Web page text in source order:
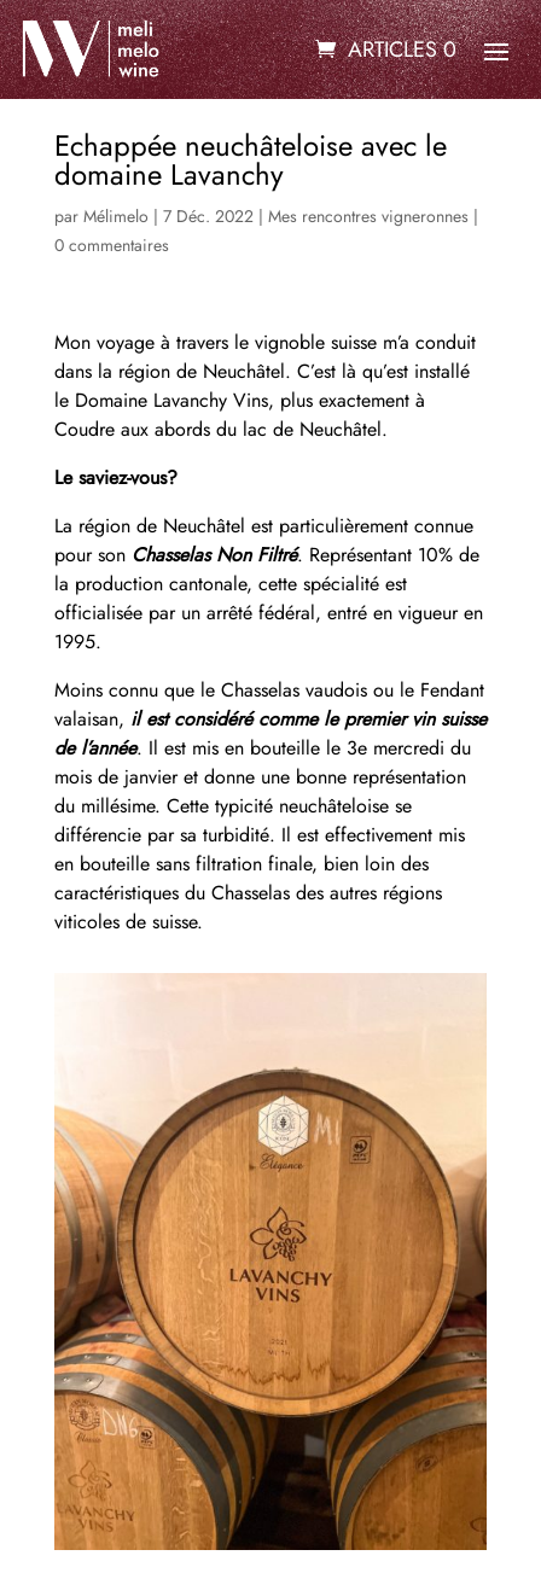
ARTICLES 0
Echappée neuchâteloise avec le
domaine Lavanchy
par Mélimelo | 7 Déc. 2022| Mes rencontres vigneronnes|
0 commentaires
Mon voyage à travers le vignoble suisse m’a conduit
dans la région de Neuchâtel. C’est là qu’est installé
le Domaine Lavanchy Vins, plus exactement à
Coudre aux abords du lac de Neuchâtel.
Le saviez-vous?
La région de Neuchâtel est particulièrement connue
pour son Chasselas Non Filtré. Représentant 10% de
la production cantonale, cette spécialité est
officialisée par un arrêté fédéral, entré en vigueur en
1995.
Moins connu que le Chasselas vaudois ou le Fendant
valaisan, il est considéré comme le premier vin suisse
de l’année. Il est mis en bouteille le 3e mercredi du
mois de janvier et donne une bonne représentation
du millésime. Cette typicité neuchâteloise se
différencie par sa turbidité. Il est effectivement mis
en bouteille sans filtration finale, bien loin des
caractéristiques du Chasselas des autres régions
viticoles de suisse.